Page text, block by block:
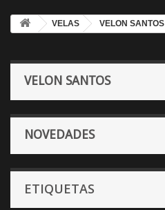
VELAS VELON SANTOS
VELON SANTOS
NOVEDADES
ETIQUETAS